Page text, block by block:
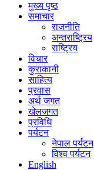
मुख्य पृष्ठ
समाचार
राजनीति
अन्तराष्ट्रिय
राष्ट्रिय
विचार
कुराकानी
साहित्य
प्रवास
अर्थ जगत
खेलजगत
प्रविधि
पर्यटन
नेपाल पर्यटन
विश्व पर्यटन
English